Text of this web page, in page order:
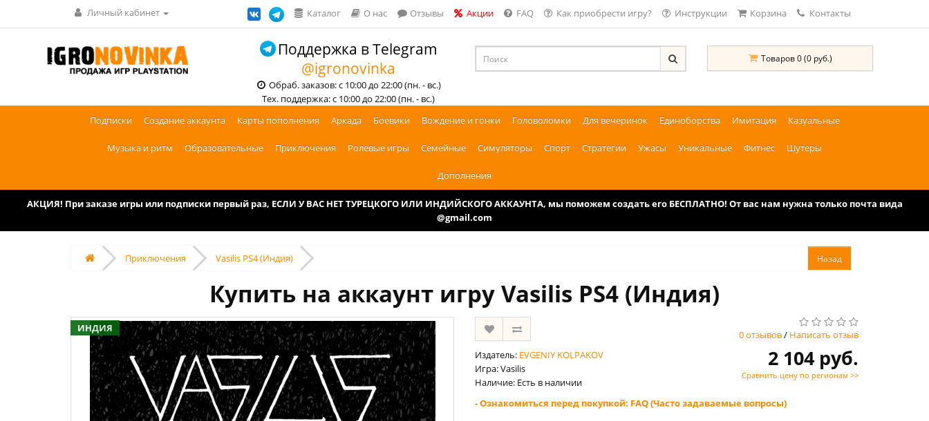
Личный кабинет Каталог О нас Отзывы Акции FAQ Как приобрести игру? Инструкции Корзина Контакты
Поддержка в Telegram
@igronovinka
Обраб. заказов: с 10:00 до 22:00 (пн. - вс.)
Тех. поддержка: с 10:00 до 22:00 (пн. - вс.)
Товаров 0 (0 руб.)
Подписки Создание аккаунта Карты пополнения Аркада Боевики Вождение и гонки Головоломки Для вечеринок Единоборства Имитация Казуальные
Музыка и ритм Образовательные Приключения Ролевые игры Семейные Симуляторы Спорт Стратегии Ужасы Уникальные Фитнес Шутеры
Дополнения
АКЦИЯ! При заказе игры или подписки первый раз, ЕСЛИ У ВАС НЕТ ТУРЕЦКОГО ИЛИ ИНДИЙСКОГО АККАУНТА, мы поможем создать его БЕСПЛАТНО! От вас нам нужна только почта вида
@gmail.com
Приключения Vasilis PS4 (Индия)
Купить на аккаунт игру Vasilis PS4 (Индия)
ИНДИЯ
0 отзывов/ Написать отзыв
Издатель: EVGENIY KOLPAKOV
Игра: Vasilis
Наличие: Есть в наличии
2 104 руб.
Сравнить цену по регионам >>
- Ознакомиться перед покупкой: FAQ (Часто задаваемые вопросы)